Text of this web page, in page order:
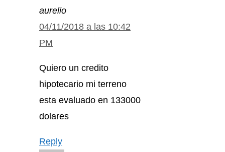
aurelio
04/11/2018 a las 10:42
PM
Quiero un credito
hipotecario mi terreno
esta evaluado en 133000
dolares
Reply